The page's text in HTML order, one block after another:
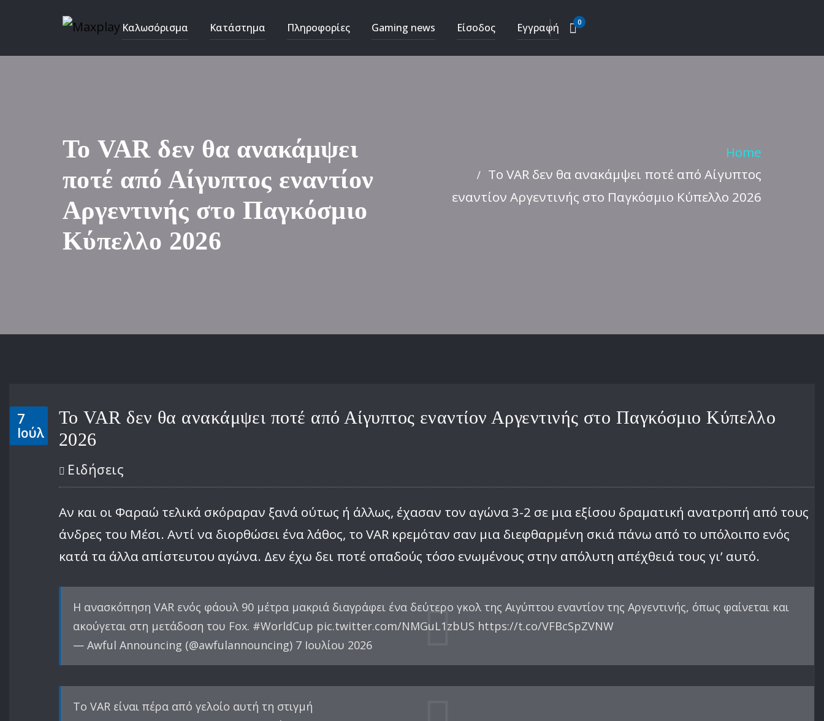
Καλωσόρισμα Κατάστημα Πληροφορίες Gaming news Είσοδος Εγγραφή 0
Το VAR δεν θα ανακάμψει
ποτέ από Αίγυπτος εναντίον
Αργεντινής στο Παγκόσμιο
Κύπελλο 2026
Home
Το VAR δεν θα ανακάμψει ποτέ από Αίγυπτος
εναντίον Αργεντινής στο Παγκόσμιο Κύπελλο 2026
7
Ιούλ
Το VAR δεν θα ανακάμψει ποτέ από Αίγυπτος εναντίον Αργεντινής στο Παγκόσμιο Κύπελλο
2026
Ειδήσεις
Αν και οι Φαραώ τελικά σκόραραν ξανά ούτως ή άλλως, έχασαν τον αγώνα 3-2 σε μια εξίσου δραματική ανατροπή από τους
άνδρες του Μέσι. Αντί να διορθώσει ένα λάθος, το VAR κρεμόταν σαν μια διεφθαρμένη σκιά πάνω από το υπόλοιπο ενός
κατά τα άλλα απίστευτου αγώνα. Δεν έχω δει ποτέ οπαδούς τόσο ενωμένους στην απόλυτη απέχθειά τους γι’ αυτό.
Η ανασκόπηση VAR ενός φάουλ 90 μέτρα μακριά διαγράφει ένα δεύτερο γκολ της Αιγύπτου εναντίον της Αργεντινής, όπως φαίνεται και
ακούγεται στη μετάδοση του Fox. #WorldCup pic.twitter.com/NMGuL1zbUS https://t.co/VFBcSpZVNW
— Awful Announcing (@awfulannouncing) 7 Ιουλίου 2026
Το VAR είναι πέρα από γελοίο αυτή τη στιγμή